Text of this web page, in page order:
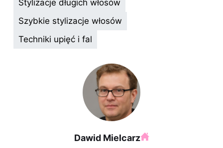
b
o
o
st
dI
n
p
Stylizacje długich włosów
Szybkie stylizacje włosów
Techniki upięć i fal
Dawid Mielcarz